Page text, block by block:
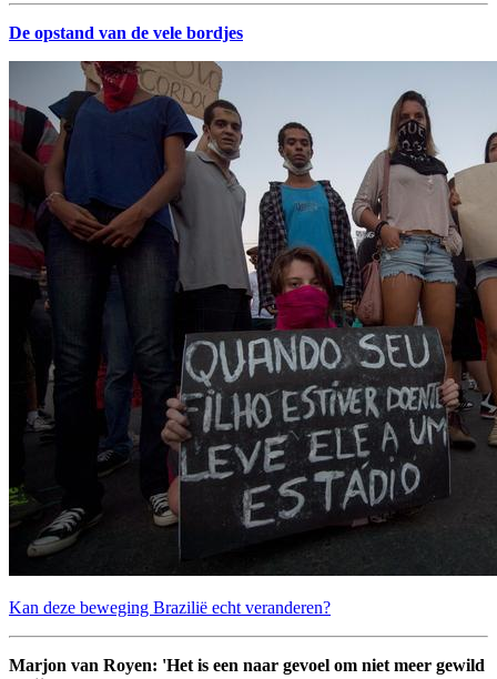
De opstand van de vele bordjes
Kan deze beweging Brazilië echt veranderen?
Marjon van Royen: 'Het is een naar gevoel om niet meer gewild